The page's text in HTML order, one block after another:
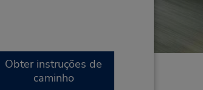
Obter instruções de
caminho